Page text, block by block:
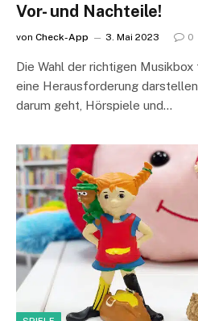
Vor- und Nachteile!
von Check-App 3. Mai 2023 0
Die Wahl der richtigen
eine Herausforderung
darum geht, Hörspiele und…